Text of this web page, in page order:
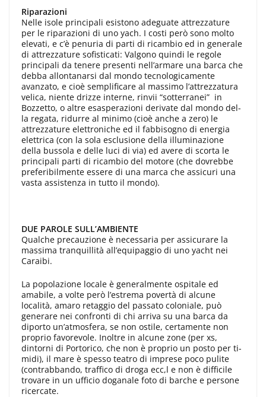
Riparazioni
Nelle isole principali esistono adegua­te attrezzature
per le riparazioni di uno yach. I costi però sono molto
elevati, e c’è penuria di parti di ricambio ed in ge­nerale
di attrezzature sofisticati: Valgo­no quindi le regole
principali da tenere presenti nell’armare una barca che
debba allontanarsi dal mondo tecnologicamente
avanzato, e cioè semplificare al massimo l’attrezzatura
velica, niente drizze inter­ne, rinvii “sotterranei” in
Bozzetto, o al­tre esasperazioni derivate dal mondo del­
la regata, ridurre al minimo (cioè anche a zero) le
attrezzature elettroniche ed il fabbisogno di energia
elettrica (con la so­la esclusione della illuminazione
della bussola e delle luci di via) ed avere di scorta le
principali parti di ricambio del motore (che dovrebbe
preferibilmente essere di una marca che assicuri una
vasta assistenza in tutto il mondo).
DUE PAROLE SULL’AMBIENTE
Qualche precauzione è necessaria per assicurare la
massima tranquillità al­l’equipaggio di uno yacht nei
Caraibi.
La popolazione locale è generalmente ospi­tale ed
amabile, a volte però l’estrema povertà di alcune
località, amaro retaggio del passato coloniale, può
generare nei confronti di chi arriva su una barca da
diporto un’atmosfera, se non ostile, cer­tamente non
proprio favorevole. Inoltre in alcune zone (per xs,
dintorni di Porto­rico, che non è proprio un posto per ti­
midi), il mare è spesso teatro di imprese poco pulite
(contrabbando, traffico di droga ecc,l e non è difficile
trovare in un ufficio doganale foto di barche e persone
ricercate.